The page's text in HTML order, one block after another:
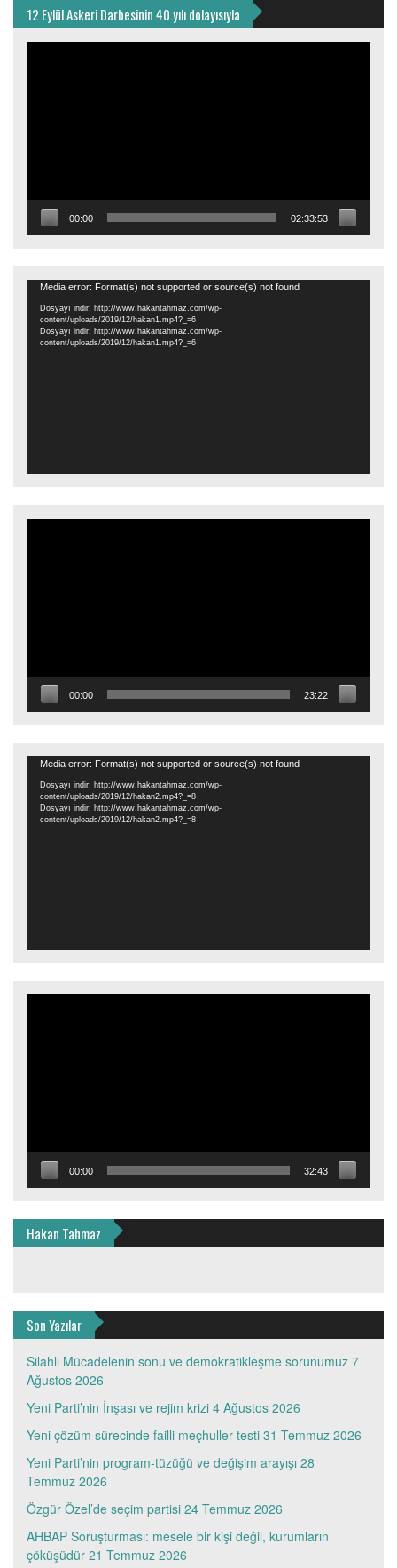
12 Eylül Askeri Darbesinin 40.yılı dolayısıyla
00:00 02:33:53
Video
oynatıcı
Media error: Format(s) not supported or source(s) not found
Dosyayı indir: http://www.hakantahmaz.com/wp-
content/uploads/2019/12/hakan1.mp4?_=6
Dosyayı indir: http://www.hakantahmaz.com/wp-
content/uploads/2019/12/hakan1.mp4?_=6
00:00 23:22
Video
oynatıcı
Media error: Format(s) not supported or source(s) not found
Dosyayı indir: http://www.hakantahmaz.com/wp-
content/uploads/2019/12/hakan2.mp4?_=8
Dosyayı indir: http://www.hakantahmaz.com/wp-
content/uploads/2019/12/hakan2.mp4?_=8
00:00 32:43
Hakan Tahmaz
Son Yazılar
Silahlı Mücadelenin sonu ve demokratikleşme sorunumuz 7
Ağustos 2026
Yeni Parti’nin İnşası ve rejim krizi 4 Ağustos 2026
Yeni çözüm sürecinde failli meçhuller testi 31 Temmuz 2026
Yeni Parti’nin program-tüzüğü ve değişim arayışı 28
Temmuz 2026
Özgür Özel’de seçim partisi 24 Temmuz 2026
AHBAP Soruşturması: mesele bir kişi değil, kurumların
çöküşüdür 21 Temmuz 2026